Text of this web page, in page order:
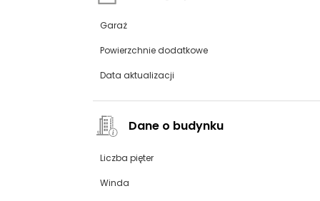
Garaż
Powierzchnie dodatkowe
Data aktualizacji
Dane o budynku
Liczba pięter
Winda